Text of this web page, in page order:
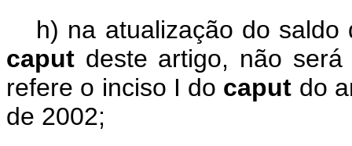
h) na atualização do
caput deste artigo, não
refere o inciso I do caput do
de 2002;